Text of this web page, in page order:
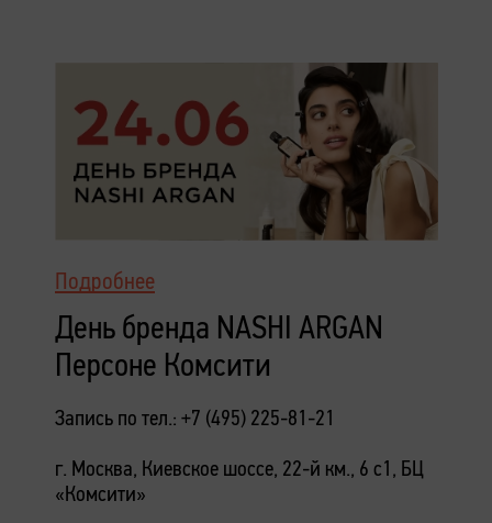
Подробнее
День бренда NASHI ARGAN
Персоне Комсити
Запись по тел.: +7 (495) 225-81-21
г. Москва, Киевское шоссе, 22-й км., 6 с1, БЦ
«Комсити»